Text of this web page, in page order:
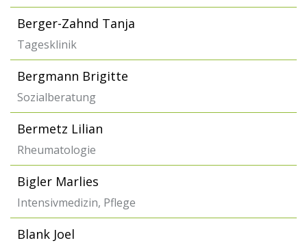
Berger-Zahnd Tanja
Tagesklinik
Bergmann Brigitte
Sozialberatung
Bermetz Lilian
Rheumatologie
Bigler Marlies
Intensivmedizin, Pflege
Blank Joel